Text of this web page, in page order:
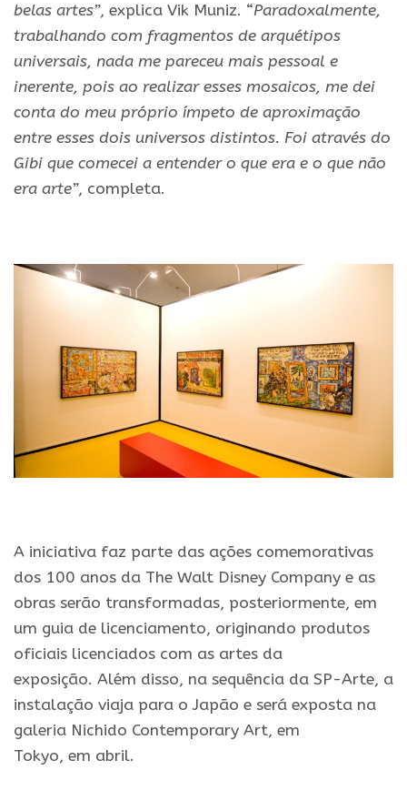
belas artes”, explica Vik Muniz. “Paradoxalmente,
trabalhando com fragmentos de arquétipos
universais, nada me pareceu mais pessoal e
inerente, pois ao realizar esses mosaicos, me dei
conta do meu próprio ímpeto de aproximação
entre esses dois universos distintos. Foi através do
Gibi que comecei a entender o que era e o que não
era arte”, completa.
A iniciativa faz parte das ações comemorativas
dos 100 anos da The Walt Disney Company e as
obras serão transformadas, posteriormente, em
um guia de licenciamento, originando produtos
oficiais licenciados com as artes da
exposição. Além disso, na sequência da SP-Arte, a
instalação viaja para o Japão e será exposta na
galeria Nichido Contemporary Art, em
Tokyo, em abril.